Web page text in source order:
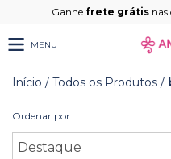
Ganhe frete grátisnas
MENU
Início / Todos os Produtos /
Ordenar por: